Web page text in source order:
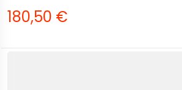
180,50 €